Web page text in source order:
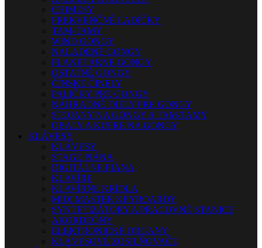
CHIMESY
FREKVENČNÉ LADIČKY
TAM-TAMY
WIND GONGY
NALADENÉ GONGY
PLANETÁRNE GONGY
OSTATNÉ GONGY
ČÍNSKE ČINELY
PALIČKY PRE GONGY
NÁHRADNÉ DIELY PRE GONGY
STOJANY NA GONGY A TAM-TAMY
OBALY A KUFRE NA GONGY
KLÁVESY
KLÁVESY
STAGE PIÁNA
DIGITÁLNE PIÁNA
KLAVÍRE
KLAVÍRNE KRÍDLA
MIDI MASTER KEYBOARDY
SYNTETIZÁTORY A PRACOVNÉ STANICE
AKORDEÓNY
ELEKTRONICKÉ ORGANY
KLÁVESOVÉ ZOSILŇOVAČE